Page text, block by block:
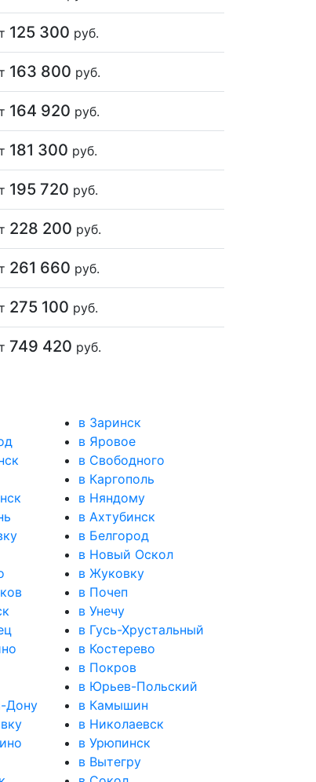
125 300 руб.
163 800 руб.
164 920 руб.
181 300 руб.
195 720 руб.
228 200 руб.
261 660 руб.
275 100 руб.
749 420 руб.
в Заринск
в Яровое
в Свободного
в Каргополь
в Няндому
в Ахтубинск
в Белгород
в Новый Оскол
в Жуковку
в Почеп
в Унечу
в Гусь-Хрустальный
в Костерево
в Покров
в Юрьев-Польский
Дону
в Камышин
в Николаевск
в Урюпинск
в Вытегру